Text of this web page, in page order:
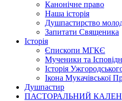
Канонічне право
Наша історія
Душпастирство
Запитати Священика
Історія
Єпископи МГКЄ
Мученики та
Історія
Ікона Мукачівської
Душпастир
ПАСТОРАЛЬНИЙ